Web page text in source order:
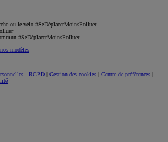
ou le vélo #SeDéplacerMoinsPolluer
#SeDéplacerMoinsPolluer
modèles
- RGPD | Gestion des cookies | Centre de préférences |